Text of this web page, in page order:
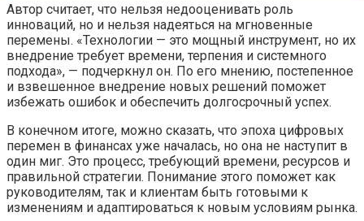
Автор считает, что нельзя недооценивать роль
инноваций, но и нельзя надеяться на мгновенные
перемены. «Технологии — это мощный инструмент, но их
внедрение требует времени, терпения и системного
подхода», — подчеркнул он. По его мнению, постепенное
и взвешенное внедрение новых решений поможет
избежать ошибок и обеспечить долгосрочный успех.
В конечном итоге, можно сказать, что эпоха цифровых
перемен в финансах уже началась, но она не наступит в
один миг. Это процесс, требующий времени, ресурсов и
правильной стратегии. Понимание этого поможет как
руководителям, так и клиентам быть готовыми к
изменениям и адаптироваться к новым условиям рынка.